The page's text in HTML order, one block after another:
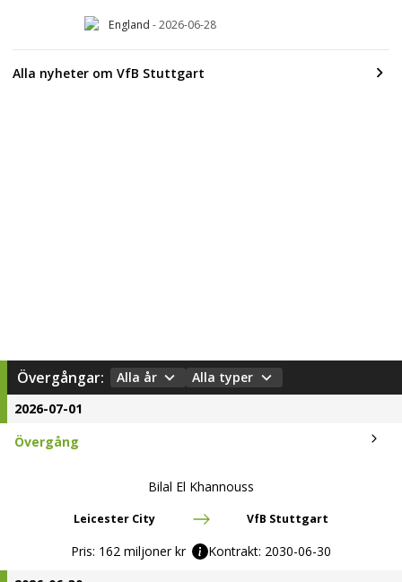
England -2026-06-28
Alla nyheter om VfB Stuttgart
Övergångar: Alla år
Alla typer
2026-07-01
Övergång
Bilal El Khannouss
Leicester City VfB Stuttgart
Pris: 162 miljoner kr Kontrakt: 2030-06-30